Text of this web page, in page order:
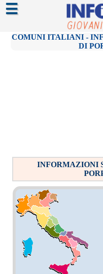
☰
COMUNI ITALIANI -
DI
INFORMAZIONI